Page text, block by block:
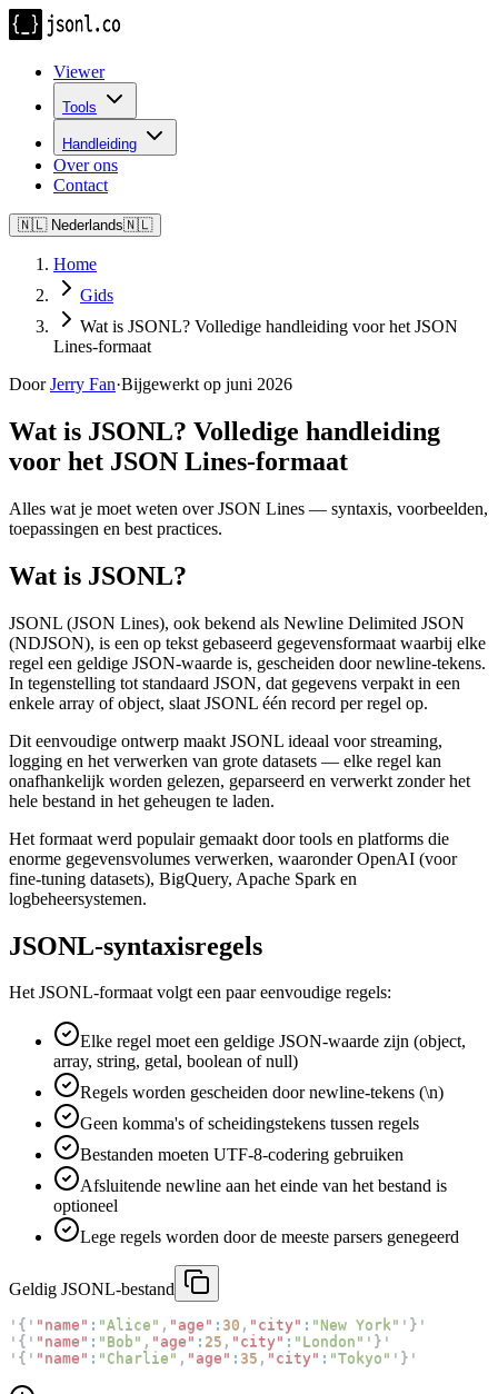
Viewer
Tools
Handleiding
Over ons
Contact
🇳🇱 Nederlands🇳🇱
Home
Gids
Wat is JSONL? Volledige handleiding voor het JSON
Lines-formaat
Door Jerry Fan·Bijgewerkt op juni 2026
Wat is JSONL? Volledige handleiding
voor het JSON Lines-formaat
Alles wat je moet weten over JSON Lines — syntaxis, voorbeelden,
toepassingen en best practices.
Wat is JSONL?
JSONL (JSON Lines), ook bekend als Newline Delimited JSON
(NDJSON), is een op tekst gebaseerd gegevensformaat waarbij elke
regel een geldige JSON-waarde is, gescheiden door newline-tekens.
In tegenstelling tot standaard JSON, dat gegevens verpakt in een
enkele array of object, slaat JSONL één record per regel op.
Dit eenvoudige ontwerp maakt JSONL ideaal voor streaming,
logging en het verwerken van grote datasets — elke regel kan
onafhankelijk worden gelezen, geparseerd en verwerkt zonder het
hele bestand in het geheugen te laden.
Het formaat werd populair gemaakt door tools en platforms die
enorme gegevensvolumes verwerken, waaronder OpenAI (voor
fine-tuning datasets), BigQuery, Apache Spark en
logbeheersystemen.
JSONL-syntaxisregels
Het JSONL-formaat volgt een paar eenvoudige regels:
Elke regel moet een geldige JSON-waarde zijn (object,
array, string, getal, boolean of null)
Regels worden gescheiden door newline-tekens (\n)
Geen komma's of scheidingstekens tussen regels
Bestanden moeten UTF-8-codering gebruiken
Afsluitende newline aan het einde van het bestand is
optioneel
Lege regels worden door de meeste parsers genegeerd
Geldig JSONL-bestand
' { ' "name" : "Alice" , "age" : 30 , "city" : "New York" ' } '
' { ' "name" : "Bob" , "age" : 25 , "city" : "London" ' } '
' { ' "name" : "Charlie" , "age" : 35 , "city" : "Tokyo" ' } '